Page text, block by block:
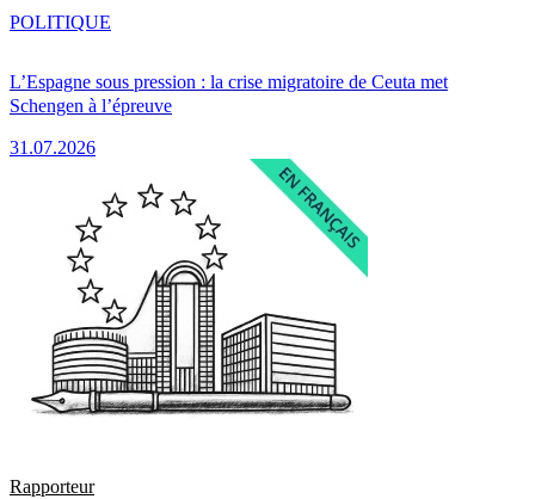
L’Espagne sous pression : la crise migratoire de Ceuta met
Schengen à l’épreuve
31.07.2026
POLITIQUE
Rapporteur